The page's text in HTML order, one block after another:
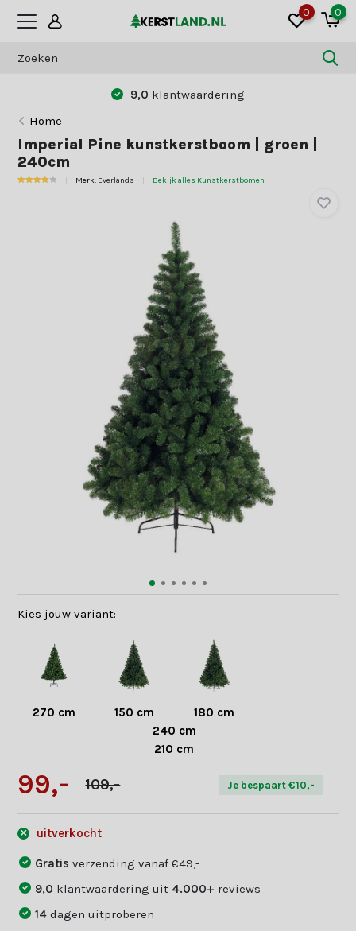
0 0
9,0 klantwaardering
Home
Imperial Pine kunstkerstboom | groen |
240cm
Merk: Everlands Bekijk alles Kunstkerstbomen
Kies jouw variant:
270 cm 150 cm
180 cm
240 cm
210 cm
99,- 109,- Je bespaart €10,-
uitverkocht
Gratisverzending vanaf €49,-
9,0 klantwaardering uit 4.000+ reviews
14dagen uitproberen